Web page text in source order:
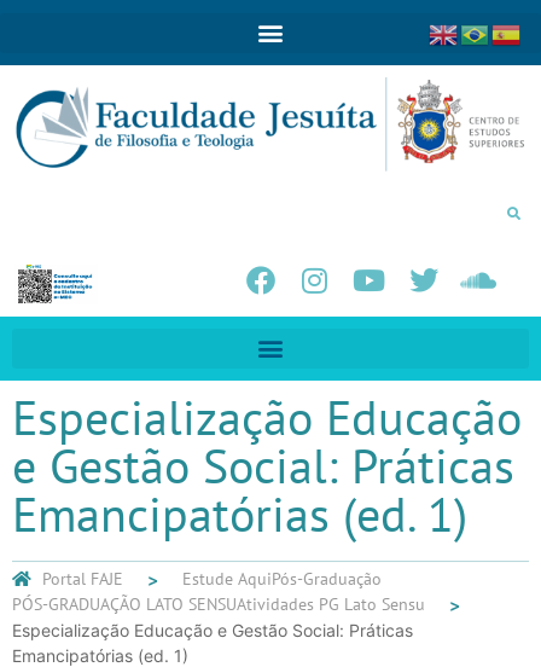
Especialização Educação
e Gestão Social: Práticas
Emancipatórias (ed. 1)
Portal FAJE Estude AquiPós-Graduação
PÓS-GRADUAÇÃO LATO SENSUAtividades PG Lato Sensu
Especialização Educação e Gestão Social: Práticas
Emancipatórias (ed. 1)